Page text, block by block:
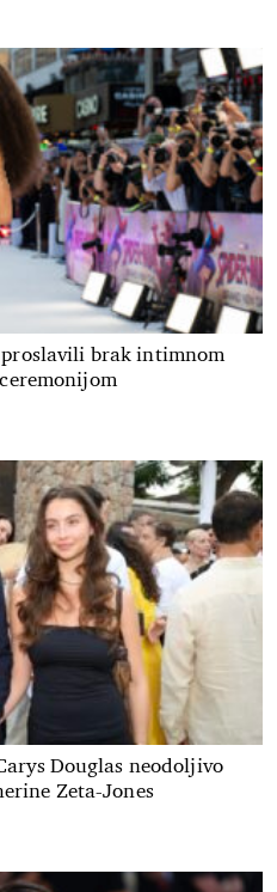
brak intimnom
Douglas neodoljivo
Zeta-Jones